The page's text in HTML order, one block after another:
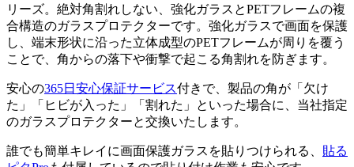
リーズ。絶対角割れしない、強化ガラスとPETフレームの複
合構造のガラスプロテクターです。強化ガラスで画面を保護
し、端末形状に沿った立体成型のPETフレームが周りを覆う
ことで、角からの落下や衝撃で起こる角割れを防ぎます。
安心の365日安心保証サービス付きで、製品の角が「欠け
た」「ヒビが入った」「割れた」といった場合に、当社指定
のガラスプロテクターと交換いたします。
誰でも簡単キレイに画面保護ガラスを貼りつけられる、 貼る